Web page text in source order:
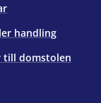
handling
till domstolen